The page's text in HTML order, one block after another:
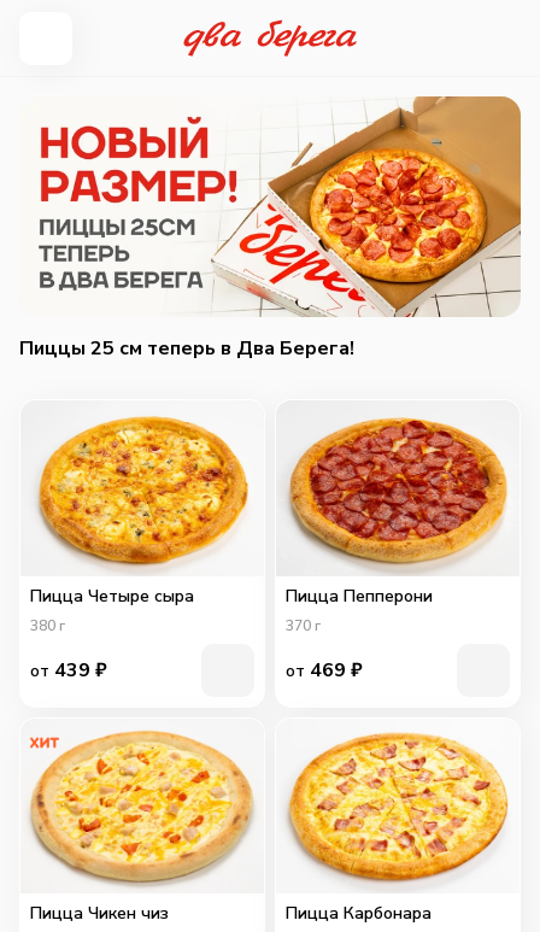
Пиццы 25 см теперь в Два Берега!
Пицца Четыре сыра
380 г
от 439 ₽
Пицца Пепперони
370 г
от 469 ₽
Пицца Чикен чиз Пицца Карбонара